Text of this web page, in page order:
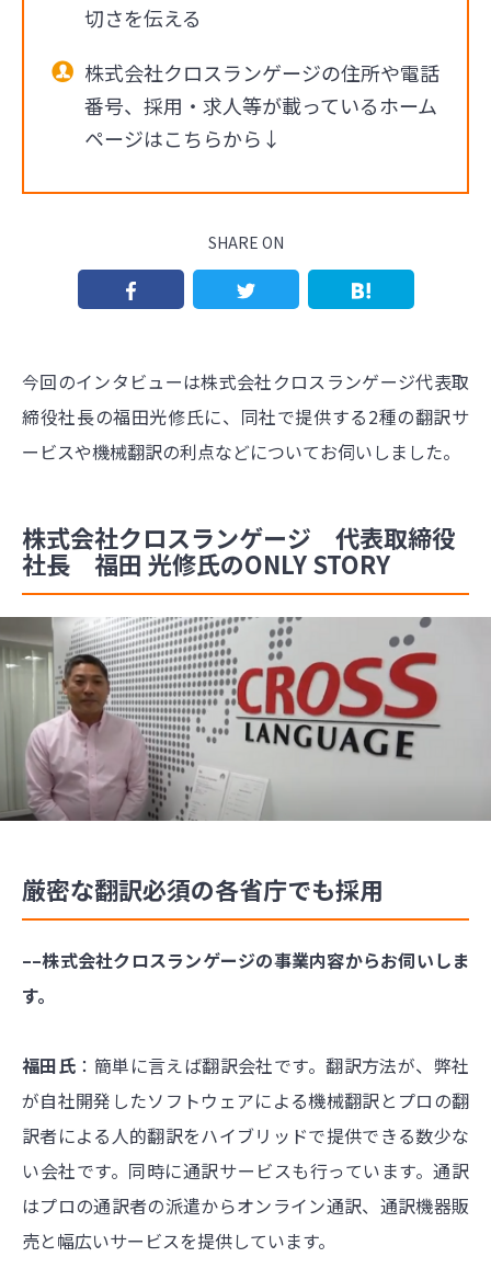
切さを伝える
株式会社クロスランゲージの住所や電話
番号、採用・求人等が載っているホーム
ページはこちらから↓
SHARE ON
今回のインタビューは株式会社クロスランゲージ代表取
締役社長の福田光修氏に、同社で提供する2種の翻訳サ
ービスや機械翻訳の利点などについてお伺いしました。
株式会社クロスランゲージ 代表取締役
社長 福田 光修氏のONLY STORY
厳密な翻訳必須の各省庁でも採用
––株式会社クロスランゲージの事業内容からお伺いしま
す。
福田氏 ：簡単に言えば翻訳会社です。翻訳方法が、弊社
が自社開発したソフトウェアによる機械翻訳とプロの翻
訳者による人的翻訳をハイブリッドで提供できる数少な
い会社です。同時に通訳サービスも行っています。通訳
はプロの通訳者の派遣からオンライン通訳、通訳機器販
売と幅広いサービスを提供しています。